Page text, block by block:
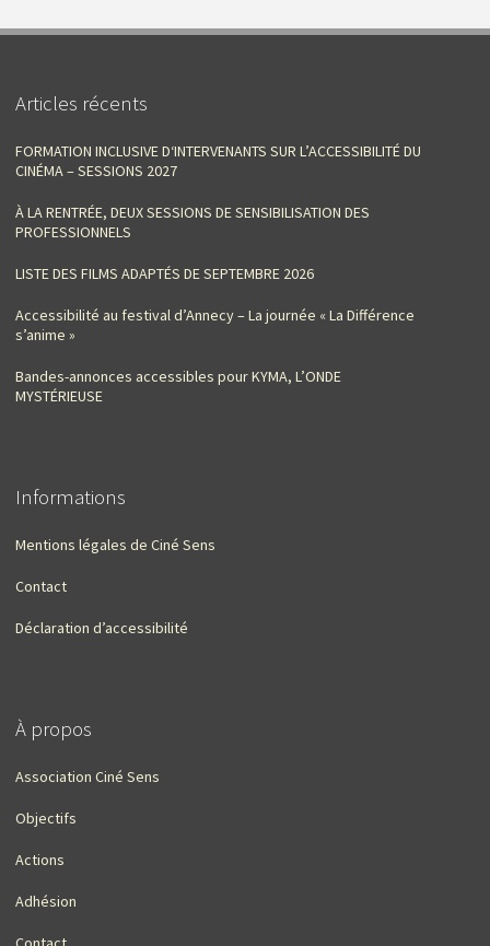
Articles récents
FORMATION INCLUSIVE D‘INTERVENANTS SUR L’ACCESSIBILITÉ DU
CINÉMA – SESSIONS 2027
À LA RENTRÉE, DEUX SESSIONS DE SENSIBILISATION DES
PROFESSIONNELS
LISTE DES FILMS ADAPTÉS DE SEPTEMBRE 2026
Accessibilité au festival d’Annecy – La journée « La Différence
s’anime »
Bandes-annonces accessibles pour KYMA, L’ONDE
MYSTÉRIEUSE
Informations
Mentions légales de Ciné Sens
Contact
Déclaration d’accessibilité
À propos
Association Ciné Sens
Objectifs
Actions
Adhésion